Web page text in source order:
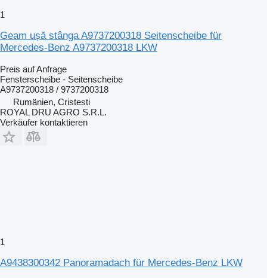
1
Geam ușă stânga A9737200318 Seitenscheibe für
Mercedes-Benz A9737200318 LKW
Preis auf Anfrage
Fensterscheibe - Seitenscheibe
A9737200318 / 9737200318
Rumänien, Cristesti
ROYAL DRU AGRO S.R.L.
Verkäufer kontaktieren
1
A9438300342 Panoramadach für Mercedes-Benz LKW